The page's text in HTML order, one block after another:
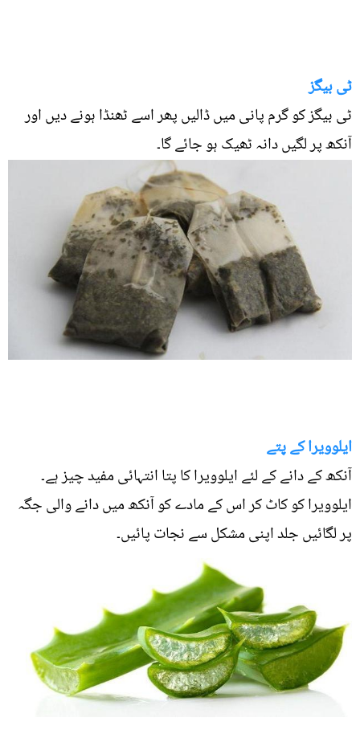
ٹی بیگز
ٹی بیگز کو گرم پانی میں ڈالیں پھر اسے ٹھنڈا ہونے دیں اور
آنکھ پر لگیں دانہ ٹھیک ہو جائے گا۔
ایلوویرا کے پتے
آنکھ کے دانے کے لئے ایلوویرا کا پتا انتہائی مفید چیز ہے۔
ایلوویرا کو کاٹ کر اس کے مادے کو آنکھ میں دانے والی جگہ
پر لگائیں جلد اپنی مشکل سے نجات پائیں۔